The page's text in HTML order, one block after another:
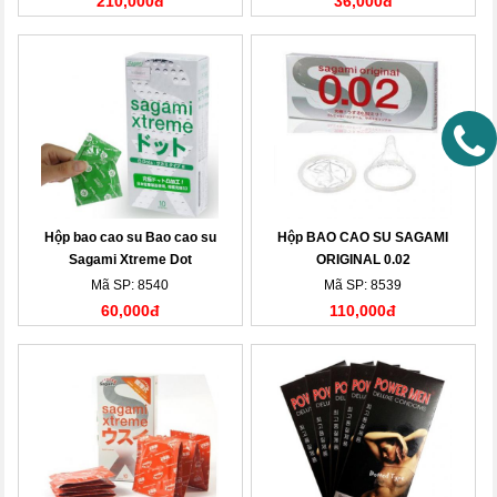
Hộp bao cao su Bao cao su
Sagami Xtreme Dot
Mã SP: 8540
60,000đ
Hộp BAO CAO SU SAGAMI
ORIGINAL 0.02
Mã SP: 8539
110,000đ